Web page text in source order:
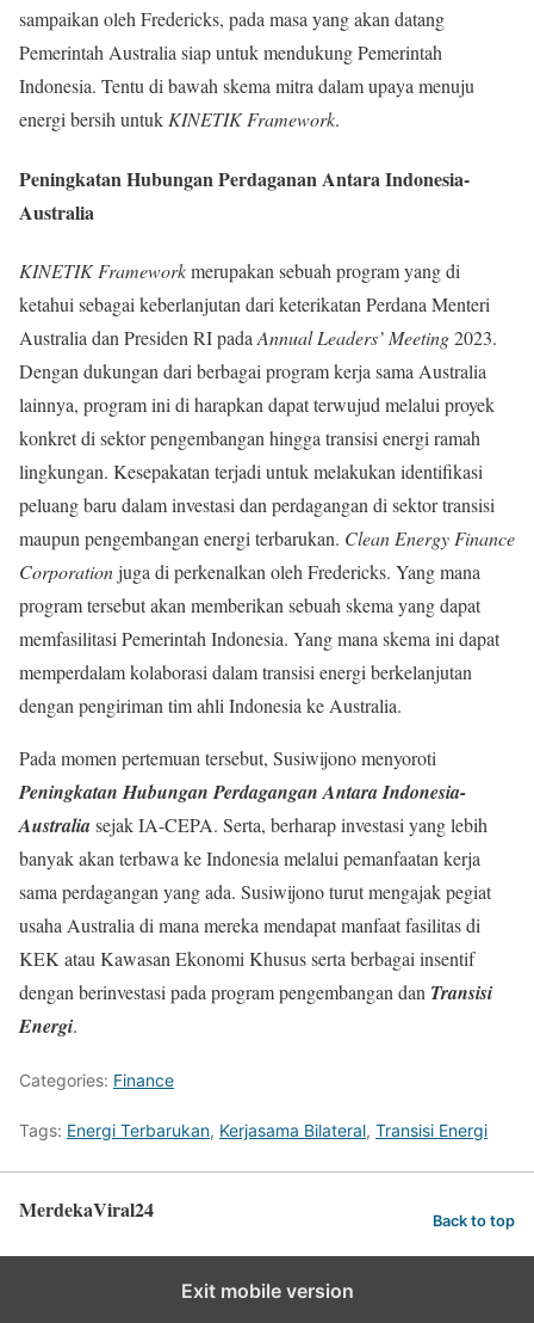
sampaikan oleh Fredericks, pada masa yang akan datang
Pemerintah Australia siap untuk mendukung Pemerintah
Indonesia. Tentu di bawah skema mitra dalam upaya menuju
energi bersih untukKINETIK Framework.
Peningkatan Hubungan Perdaganan Antara Indonesia-
Australia
KINETIK Frameworkmerupakan sebuah program yang di
ketahui sebagai keberlanjutan dari keterikatan Perdana Menteri
Australia dan Presiden RI pada Annual Leaders’ Meeting2023.
Dengan dukungan dari berbagai program kerja sama Australia
lainnya, program ini di harapkan dapat terwujud melalui proyek
konkret di sektor pengembangan hingga transisi energi ramah
lingkungan. Kesepakatan terjadi untuk melakukan identifikasi
peluang baru dalam investasi dan perdagangan di sektor transisi
maupun pengembangan energi terbarukan. Clean Energy Finance
Corporationjuga di perkenalkan oleh Fredericks. Yang mana
program tersebut akan memberikan sebuah skema yang dapat
memfasilitasi Pemerintah Indonesia. Yang mana skema ini dapat
memperdalam kolaborasi dalam transisi energi berkelanjutan
dengan pengiriman tim ahli Indonesia ke Australia.
Pada momen pertemuan tersebut, Susiwijono menyoroti
Peningkatan Hubungan Perdagangan Antara Indonesia-
Australiasejak IA-CEPA. Serta, berharap investasi yang lebih
banyak akan terbawa ke Indonesia melalui pemanfaatan kerja
sama perdagangan yang ada. Susiwijono turut mengajak pegiat
usaha Australia di mana mereka mendapat manfaat fasilitas di
KEK atau Kawasan Ekonomi Khusus serta berbagai insentif
dengan berinvestasi pada program pengembangan dan Transisi
Energi.
Categories: Finance
Tags: Energi Terbarukan, Kerjasama Bilateral, Transisi Energi
MerdekaViral24 Back to top
Exit mobile version